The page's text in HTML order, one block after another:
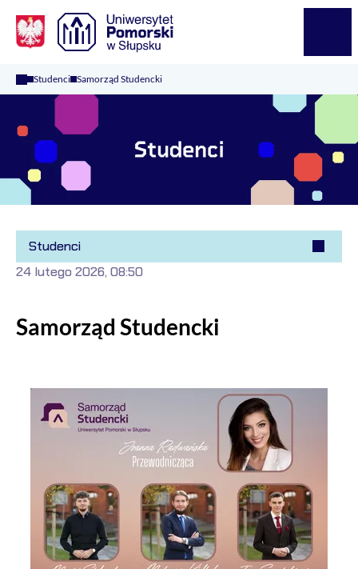
Studenci Samorząd Studencki
Studenci
Samorząd Studencki
24 lutego 2026, 08:50